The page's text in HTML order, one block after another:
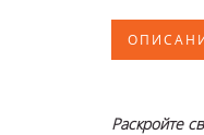
Раскройте